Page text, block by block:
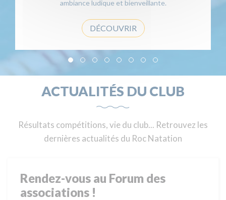
ambiance ludique et bienveillante.
DÉCOUVRIR
ACTUALITÉS DU CLUB
Résultats compétitions, vie du club... Retrouvez les
dernières actualités du Roc Natation
Rendez-vous au Forum des
associations !